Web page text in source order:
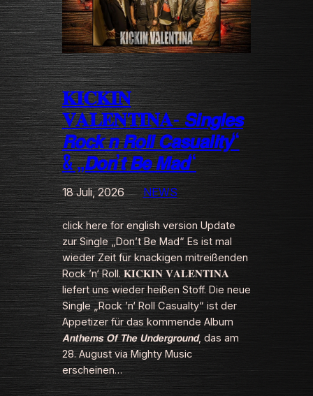
𝐊𝐈𝐂𝐊𝐈𝐍
𝐕𝐀𝐋𝐄𝐍𝐓𝐈𝐍𝐀- 𝙎𝙞𝙣𝙜𝙡𝙚𝙨
𝙍𝙤𝙘𝙠 𝙣 𝙍𝙤𝙡𝙡 𝘾𝙖𝙨𝙪𝙖𝙡𝙞𝙩𝙮“
& „𝘿𝙤𝙣’𝙩 𝘽𝙚 𝙈𝙖𝙙“
18 Juli, 2026 NEWS
click here for english version Update
zur Single „Don’t Be Mad“ Es ist mal
wieder Zeit für knackigen mitreißenden
Rock ’n‘ Roll. 𝐊𝐈𝐂𝐊𝐈𝐍 𝐕𝐀𝐋𝐄𝐍𝐓𝐈𝐍𝐀
liefert uns wieder heißen Stoff. Die neue
Single „Rock ’n‘ Roll Casualty“ ist der
Appetizer für das kommende Album
𝘼𝙣𝙩𝙝𝙚𝙢𝙨 𝙊𝙛 𝙏𝙝𝙚 𝙐𝙣𝙙𝙚𝙧𝙜𝙧𝙤𝙪𝙣𝙙, das am
28. August via Mighty Music
erscheinen…